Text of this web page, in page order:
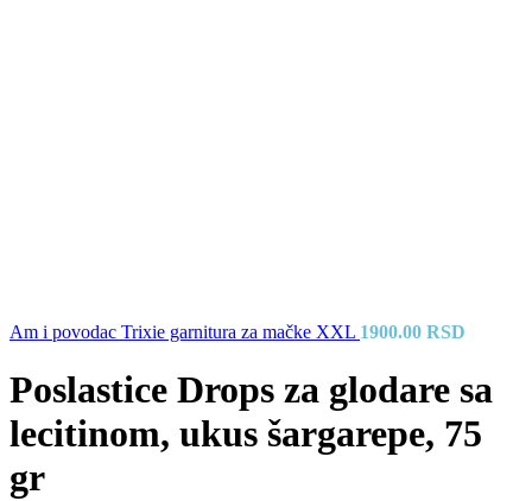
Am i povodac Trixie garnitura za mačke XXL 1900.00 RSD
Poslastice Drops za glodare sa
lecitinom, ukus šargarepe, 75
gr